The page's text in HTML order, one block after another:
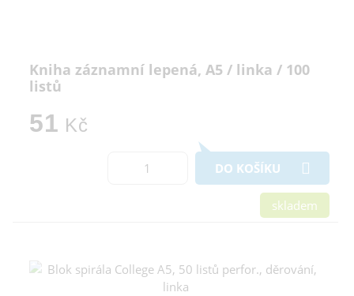
Kniha záznamní lepená, A5 / linka / 100
listů
51 Kč
DO KOŠÍKU
skladem